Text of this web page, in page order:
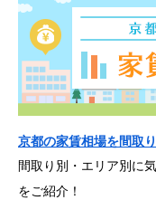
京都の家賃相場を間取
間取り別・エリア別に
をご紹介！